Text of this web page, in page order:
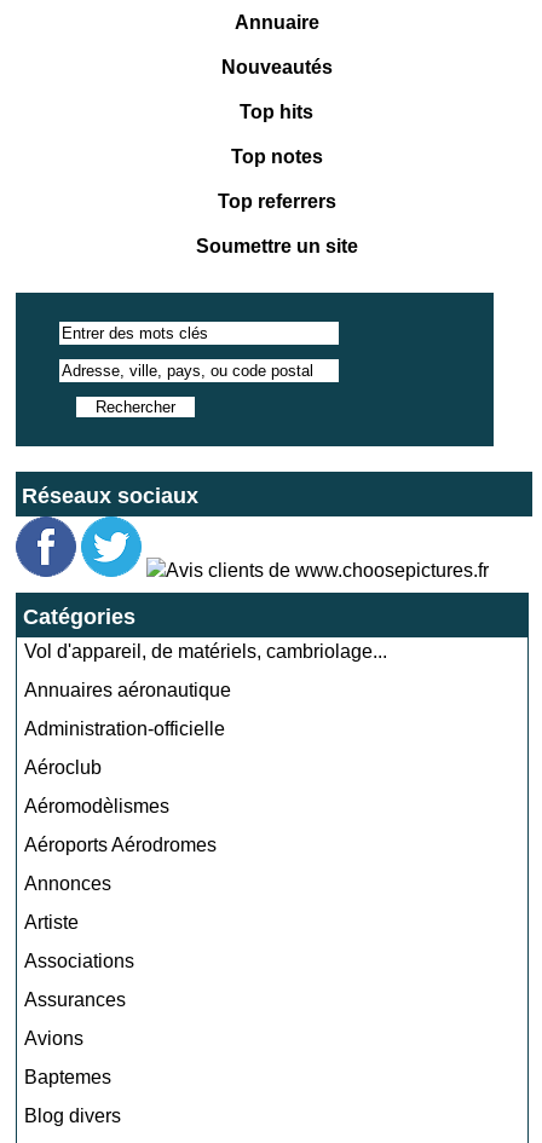
Annuaire
Nouveautés
Top hits
Top notes
Top referrers
Soumettre un site
Réseaux sociaux
Catégories
Vol d'appareil, de matériels, cambriolage...
Annuaires aéronautique
Administration-officielle
Aéroclub
Aéromodèlismes
Aéroports Aérodromes
Annonces
Artiste
Associations
Assurances
Avions
Baptemes
Blog divers